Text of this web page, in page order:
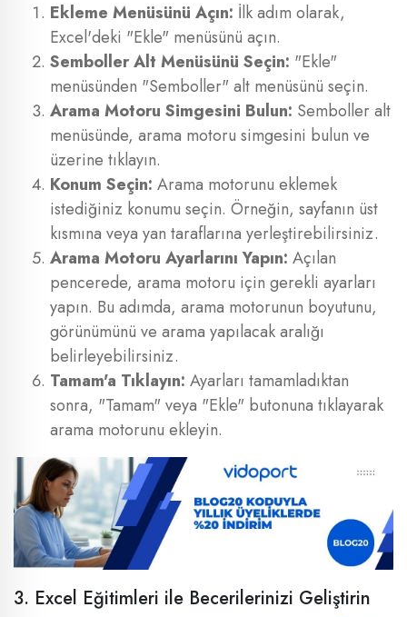
Ekleme Menüsünü Açın: İlk adım olarak,
Excel'deki "Ekle" menüsünü açın.
Semboller Alt Menüsünü Seçin: "Ekle"
menüsünden "Semboller" alt menüsünü seçin.
Arama Motoru Simgesini Bulun: Semboller alt
menüsünde, arama motoru simgesini bulun ve
üzerine tıklayın.
Konum Seçin: Arama motorunu eklemek
istediğiniz konumu seçin. Örneğin, sayfanın üst
kısmına veya yan taraflarına yerleştirebilirsiniz.
Arama Motoru Ayarlarını Yapın: Açılan
pencerede, arama motoru için gerekli ayarları
yapın. Bu adımda, arama motorunun boyutunu,
görünümünü ve arama yapılacak aralığı
belirleyebilirsiniz.
Tamam'a Tıklayın: Ayarları tamamladıktan
sonra, "Tamam" veya "Ekle" butonuna tıklayarak
arama motorunu ekleyin.
3. Excel Eğitimleri ile Becerilerinizi Geliştirin